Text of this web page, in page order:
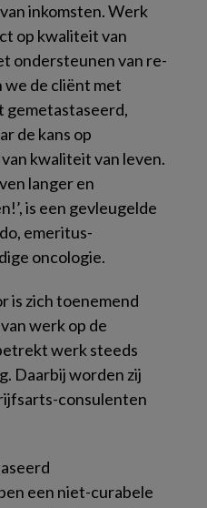
inkomsten. Werk
op kwaliteit van
ondersteunen van re-
de cliënt met
gemetastaseerd,
de kans op
kwaliteit van leven.
langer en
is een gevleugelde
emeritus-
oncologie.
is zich toenemend
werk op de
werk steeds
Daarbij worden zij
consulenten
een niet-curabele